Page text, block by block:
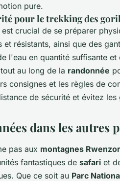
pure.
pour le trekking des
est crucial de se préparer
et résistants, ainsi que des
l'eau en quantité suffisante
au long de la randonnée
consignes et les règles de
de sécurité et évitez
dans les autres
pas aux montagnes
fantastiques de safari et
Que ce soit au Parc